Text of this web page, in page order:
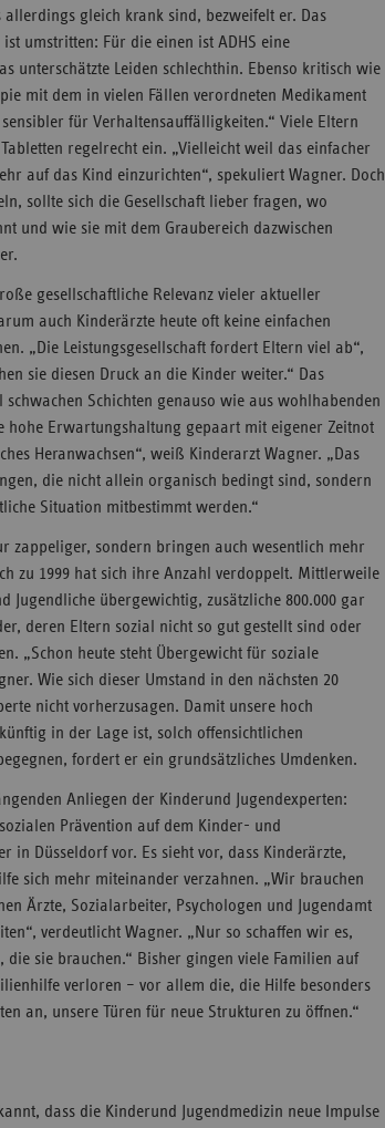
allerdings gleich krank sind, bezweifelt er. Das
umstritten: Für die einen ist ADHS eine
unterschätzte Leiden schlechthin. Ebenso kritisch wie
mit dem in vielen Fällen verordneten Medikament
für Verhaltensauffälligkeiten.“ Viele Eltern
regelrecht ein. „Vielleicht weil das einfacher
auf das Kind einzurichten“, spekuliert Wagner. Doch
sollte sich die Gesellschaft lieber fragen, wo
und wie sie mit dem Graubereich dazwischen
gesellschaftliche Relevanz vieler aktueller
auch Kinderärzte heute oft keine einfachen
„Die Leistungsgesellschaft fordert Eltern viel ab“,
sie diesen Druck an die Kinder weiter.“ Das
Schichten genauso wie aus wohlhabenden
hohe Erwartungshaltung gepaart mit eigener Zeitnot
Heranwachsen“, weiß Kinderarzt Wagner. „Das
die nicht allein organisch bedingt sind, sondern
Situation mitbestimmt werden.“
zappeliger, sondern bringen auch wesentlich mehr
zu 1999 hat sich ihre Anzahl verdoppelt. Mittlerweile
Jugendliche übergewichtig, zusätzliche 800.000 gar
deren Eltern sozial nicht so gut gestellt sind oder
„Schon heute steht Übergewicht für soziale
Wie sich dieser Umstand in den nächsten 20
nicht vorherzusagen. Damit unsere hoch
in der Lage ist, solch offensichtlichen
fordert er ein grundsätzliches Umdenken.
Anliegen der Kinderund Jugendexperten:
Prävention auf dem Kinder- und
in Düsseldorf vor. Es sieht vor, dass Kinderärzte,
sich mehr miteinander verzahnen. „Wir brauchen
Ärzte, Sozialarbeiter, Psychologen und Jugendamt
verdeutlicht Wagner. „Nur so schaffen wir es,
die sie brauchen.“ Bisher gingen viele Familien auf
verloren – vor allem die, die Hilfe besonders
an, unsere Türen für neue Strukturen zu öffnen.“
dass die Kinderund Jugendmedizin neue Impulse